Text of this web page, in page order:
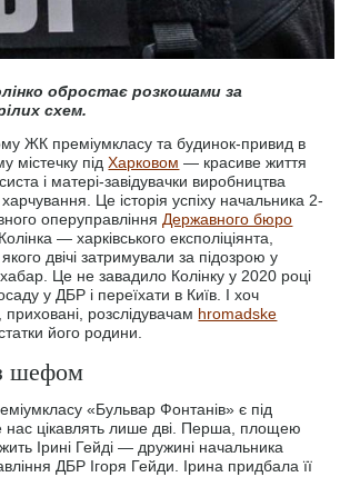
обростає розкошами за
схем.
ЖК преміумкласу та будинок-привид в
містечку підХарковом — красиве життя
і матері-завідувачки виробництва
Це історія успіху начальника 2-
оперуправління Державного бюро
— харківського експоліціянта,
двічі затримували за підозрою у
Це не завадило Колінку у 2020 році
у ДБР і переїхати в Київ. І хоч
приховані, розслідувачам hromadske
його родини.
шефом
«Бульвар Фонтанів» є під
нас цікавлять лише дві. Перша, площею
Ірині Гейді — дружині начальника
ДБР Ігоря Гейди. Ірина придбала її